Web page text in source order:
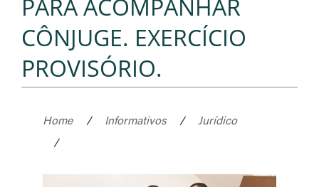
PARA ACOMPANHAR
CÔNJUGE. EXERCÍCIO
PROVISÓRIO.
Home / Informativos /
Jurídico
/